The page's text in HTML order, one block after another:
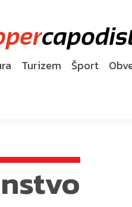
Turizem Šport